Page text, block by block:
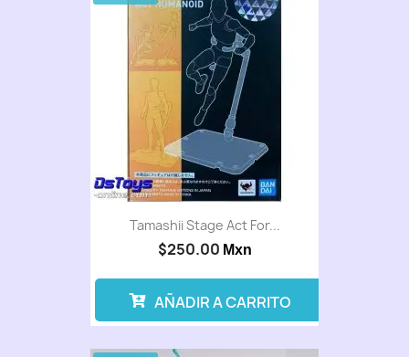
Tamashii Stage Act For...
$250.00 Mxn
AÑADIR A CARRITO